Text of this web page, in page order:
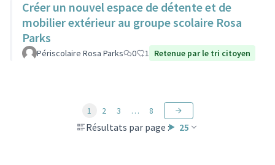
Créer un nouvel espace de détente et de
mobilier extérieur au groupe scolaire Rosa
Parks
Périscolaire Rosa Parks 0 1 Retenue par le tri citoyen
Résultats par page : 25
1 2 3 … 8